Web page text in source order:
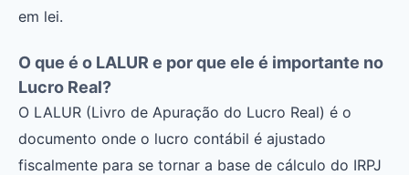
em lei.
O que é o LALUR e por que ele é importante no
Lucro Real?
O LALUR (Livro de Apuração do Lucro Real) é o
documento onde o lucro contábil é ajustado
fiscalmente para se tornar a base de cálculo do IRPJ